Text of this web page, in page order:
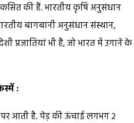
की हैं. भारतीय कृषि अनुसंधान
बागबानी अनुसंधान संस्थान,
प्रजातियां भी हैं, जो भारत में उगाने के
:
आती है. पेड़ की ऊंचाई लगभग 2